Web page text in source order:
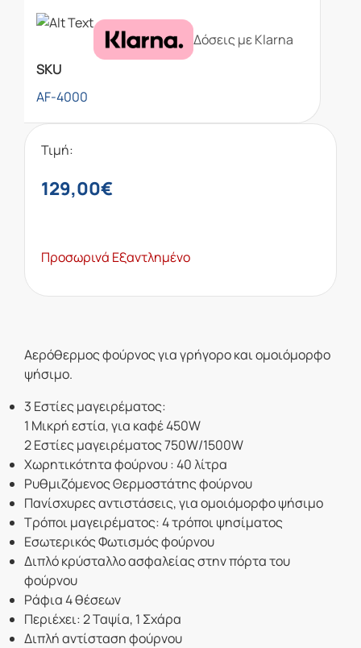
Δόσεις με Klarna
SKU
AF-4000
Τιμή:
129,00€
Προσωρινά Εξαντλημένο
Αερόθερμος φούρνος για γρήγορο και ομοιόμορφο
ψήσιμο.
3 Εστίες μαγειρέματος:
1 Μικρή εστία, για καφέ 450W
2 Εστίες μαγειρέματος 750W/1500W
Χωρητικότητα φούρνου : 40 λίτρα
Ρυθμιζόμενος Θερμοστάτης φούρνου
Πανίσχυρες αντιστάσεις, για ομοιόμορφο ψήσιμο
Τρόποι μαγειρέματος: 4 τρόποι ψησίματος
Εσωτερικός Φωτισμός φούρνου
Διπλό κρύσταλλο ασφαλείας στην πόρτα του
φούρνου
Ράφια 4 θέσεων
Περιέχει: 2 Ταψία, 1 Σχάρα
Διπλή αντίσταση φούρνου